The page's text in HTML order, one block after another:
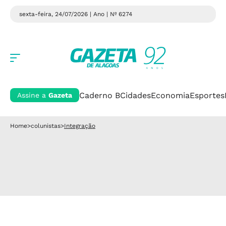
sexta-feira, 24/07/2026 | Ano | Nº 6274
Assine a Gazeta Caderno BCidadesEconomiaEsportes
Home>colunistas>Integração